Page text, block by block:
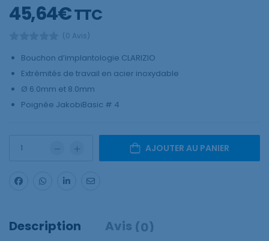
45,64€TTC
(0 Avis)
Bouchon d’implantologie CLARIZIO
Extrémités de travail en acier inoxydable
Ø 6.0mm et 8.0mm
Poignée JakobiBasic # 4
AJOUTER AU PANIER
Description Avis (0)